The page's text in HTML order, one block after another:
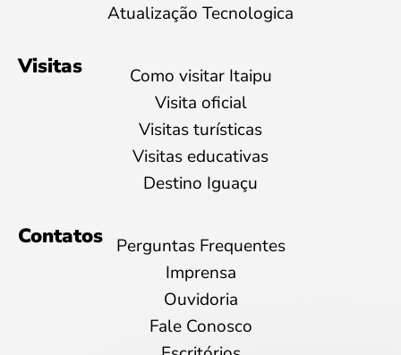
Atualização Tecnologica
Visitas
Como visitar Itaipu
Visita oficial
Visitas turísticas
Visitas educativas
Destino Iguaçu
Contatos
Perguntas Frequentes
Imprensa
Ouvidoria
Fale Conosco